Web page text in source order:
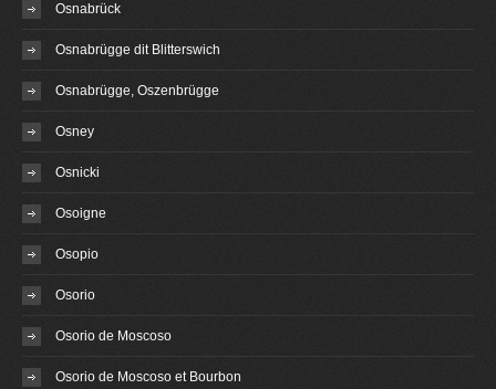
Osnabrück
Osnabrügge dit Blitterswich
Osnabrügge, Oszenbrügge
Osney
Osnicki
Osoigne
Osopio
Osorio
Osorio de Moscoso
Osorio de Moscoso et Bourbon